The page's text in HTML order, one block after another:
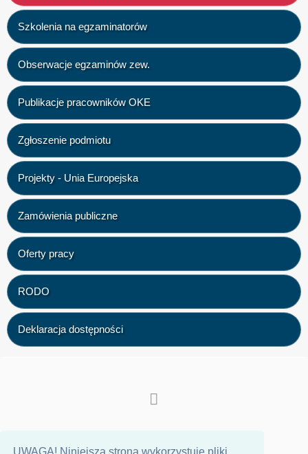
Szkolenia na egzaminatorów
Obserwacje egzaminów zew.
Publikacje pracowników OKE
Zgłoszenie podmiotu
Projekty - Unia Europejska
Zamówienia publiczne
Oferty pracy
RODO
Deklaracja dostępności